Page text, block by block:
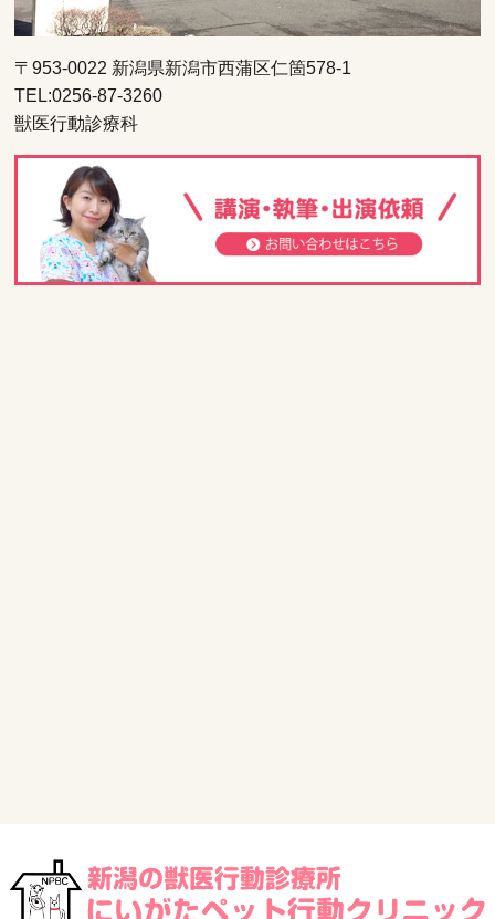
〒953-0022 新潟県新潟市西蒲区仁箇578-1
TEL:0256-87-3260
獣医行動診療科